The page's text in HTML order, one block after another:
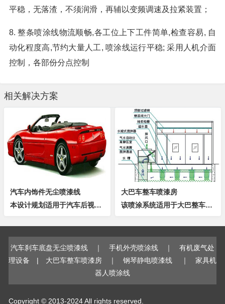
平稳，无落渣，不须润滑，再辅以变频调速及拉紧装置；
8. 整条喷涂线物流顺畅,各工位上下工件简单,检查容易, 自
动化程度高,节约大量人工, 喷涂线运行平稳; 采用人机介面
控制，各部份分点控制
相关解决方案
汽车内饰件无尘喷漆线
本设计规划适用于汽车后视镜，仪表板等高要求塑胶内饰件的喷涂，具有以下优势： 1. 整个涂装作业区进行全封闭设计，整体设备与外界隔断，喷涂区供气经净化处理，保证空气洁净度10万级以内。人工方式把工件组装在二次治具上，然后与输送链上的...
大巴车整车喷漆房
该喷涂系统适用于大巴整车、特种专用车、大型工程机械表面涂装处理。水旋式喷漆房功能及特点：1. 结构简单,施工快捷;2．室内气流组织平稳，漆雾不飞散;3．设备运行稳定，净化效率高 净化率>98%;4. 因采用的是风机引水原理...
汽车刹车底盘无尘喷漆线 ｜ 手机外壳喷涂线 ｜ 有机废气处
理设备 | 大巴车整车喷漆房 ｜ 钢琴静电喷漆线 ｜ 家具机
器人喷涂线
Copyright © 2013-2024 All rights reserved.